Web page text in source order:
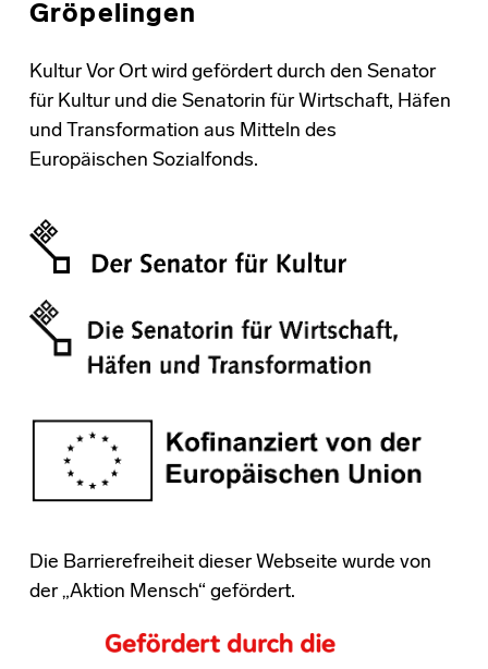
Gröpelingen
Kultur Vor Ort wird gefördert durch den Senator
für Kultur und die Senatorin für Wirtschaft, Häfen
und Transformation aus Mitteln des
Europäischen Sozialfonds.
Die Barrierefreiheit dieser Webseite wurde von
der „Aktion Mensch“ gefördert.